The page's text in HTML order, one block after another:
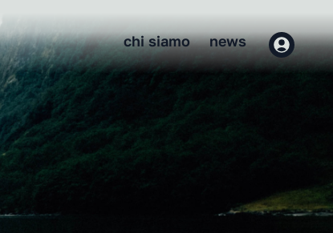
chi siamo news